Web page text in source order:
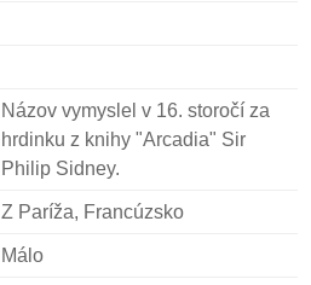
Názov vymyslel v 16. storočí za
hrdinku z knihy "Arcadia" Sir
Philip Sidney.
Z Paríža, Francúzsko
Málo